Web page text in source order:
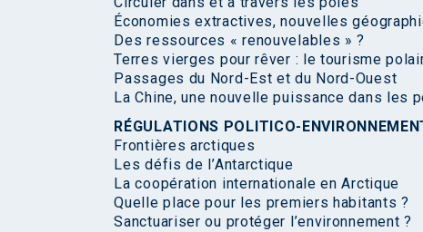
Économies extractives, nouvelles
Des ressources « renouvelables » ?
Terres vierges pour rêver : le tourisme
Passages du Nord-Est et du Nord-Ouest
La Chine, une nouvelle puissance dans les
RÉGULATIONS POLITICO-
Frontières arctiques
Les défis de l’Antarctique
La coopération internationale en Arctique
Quelle place pour les premiers habitants ?
Sanctuariser ou protéger l’environnement ?